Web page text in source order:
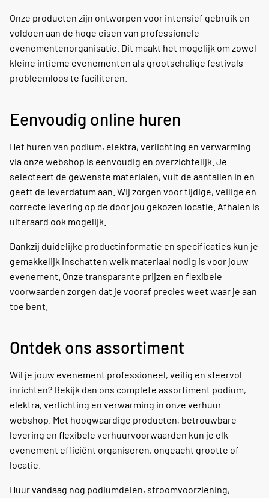
Onze producten zijn ontworpen voor intensief gebruik en
voldoen aan de hoge eisen van professionele
evenementenorganisatie. Dit maakt het mogelijk om zowel
kleine intieme evenementen als grootschalige festivals
probleemloos te faciliteren.
Eenvoudig online huren
Het huren van podium, elektra, verlichting en verwarming
via onze webshop is eenvoudig en overzichtelijk. Je
selecteert de gewenste materialen, vult de aantallen in en
geeft de leverdatum aan. Wij zorgen voor tijdige, veilige en
correcte levering op de door jou gekozen locatie. Afhalen is
uiteraard ook mogelijk.
Dankzij duidelijke productinformatie en specificaties kun je
gemakkelijk inschatten welk materiaal nodig is voor jouw
evenement. Onze transparante prijzen en flexibele
voorwaarden zorgen dat je vooraf precies weet waar je aan
toe bent.
Ontdek ons assortiment
Wil je jouw evenement professioneel, veilig en sfeervol
inrichten? Bekijk dan ons complete assortiment podium,
elektra, verlichting en verwarming in onze verhuur
webshop. Met hoogwaardige producten, betrouwbare
levering en flexibele verhuurvoorwaarden kun je elk
evenement efficiënt organiseren, ongeacht grootte of
locatie.
Huur vandaag nog podiumdelen, stroomvoorziening,